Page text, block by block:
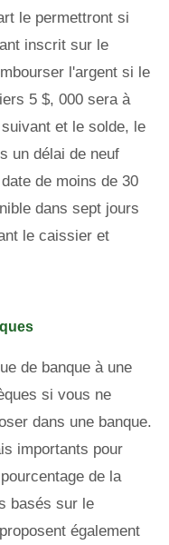
le permettront si
inscrit sur le
l'argent si le
5 $, 000 sera à
et le solde, le
un délai de neuf
de moins de 30
dans sept jours
le caissier et
de banque à une
si vous ne
dans une banque.
importants pour
de la
basés sur le
également